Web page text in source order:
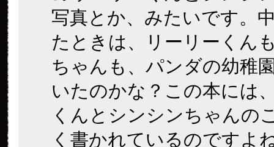
写真とか、みたいです。
たときは、リーリーくん
ちゃんも、パンダの幼稚
いたのかな？この本には
くんとシンシンちゃんの
く書かれているのですよ